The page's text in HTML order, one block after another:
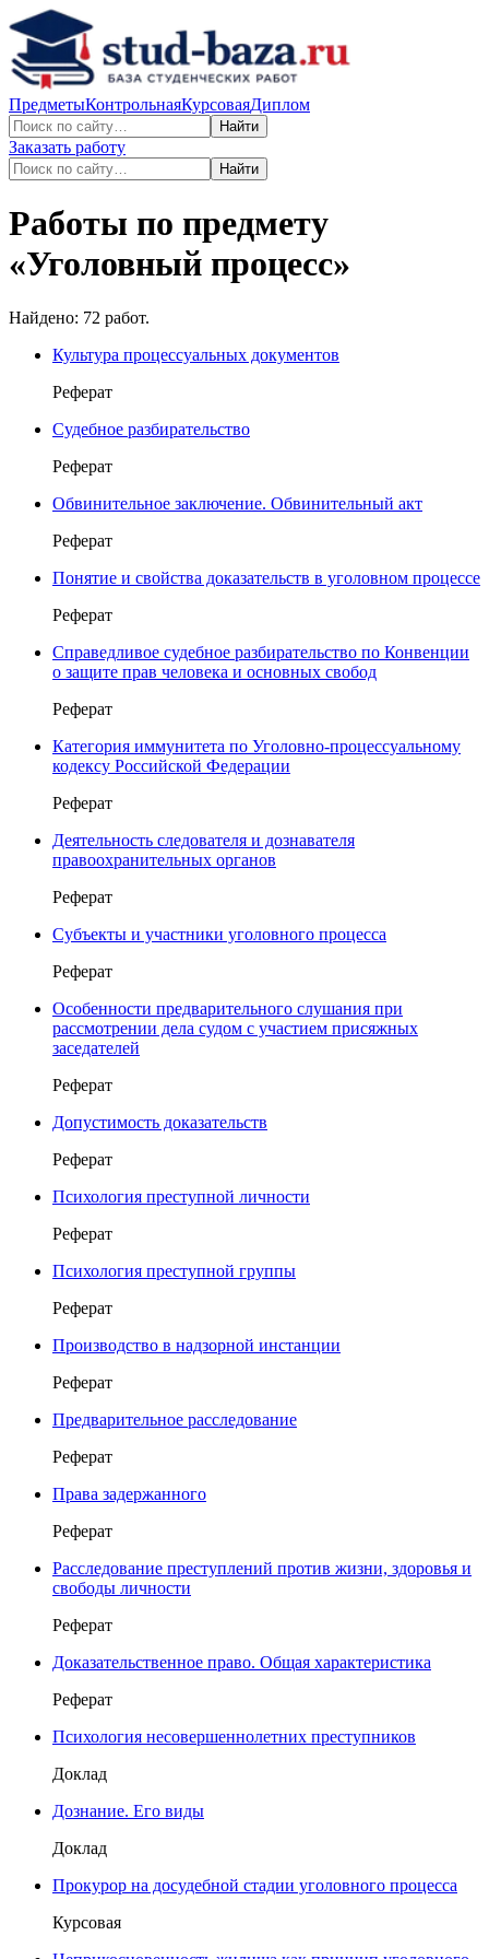
ПредметыКонтрольнаяКурсоваяДиплом
Найти
Заказать работу
Найти
Работы по предмету
«Уголовный процесс»
Найдено: 72 работ.
Культура процессуальных документов
Реферат
Судебное разбирательство
Реферат
Обвинительное заключение. Обвинительный акт
Реферат
Понятие и свойства доказательств в уголовном процессе
Реферат
Справедливое судебное разбирательство по Конвенции
о защите прав человека и основных свобод
Реферат
Категория иммунитета по Уголовно-процессуальному
кодексу Российской Федерации
Реферат
Деятельность следователя и дознавателя
правоохранительных органов
Реферат
Субъекты и участники уголовного процесса
Реферат
Особенности предварительного слушания при
рассмотрении дела судом с участием присяжных
заседателей
Реферат
Допустимость доказательств
Реферат
Психология преступной личности
Реферат
Психология преступной группы
Реферат
Производство в надзорной инстанции
Реферат
Предварительное расследование
Реферат
Права задержанного
Реферат
Расследование преступлений против жизни, здоровья и
свободы личности
Реферат
Доказательственное право. Общая характеристика
Реферат
Психология несовершеннолетних преступников
Доклад
Дознание. Его виды
Доклад
Прокурор на досудебной стадии уголовного процесса
Курсовая